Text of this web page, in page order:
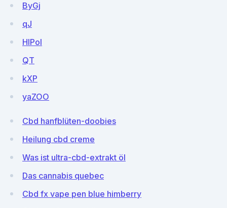
ByGj
qJ
HlPol
QT
kXP
yaZOO
Cbd hanfblüten-doobies
Heilung cbd creme
Was ist ultra-cbd-extrakt öl
Das cannabis quebec
Cbd fx vape pen blue himberry